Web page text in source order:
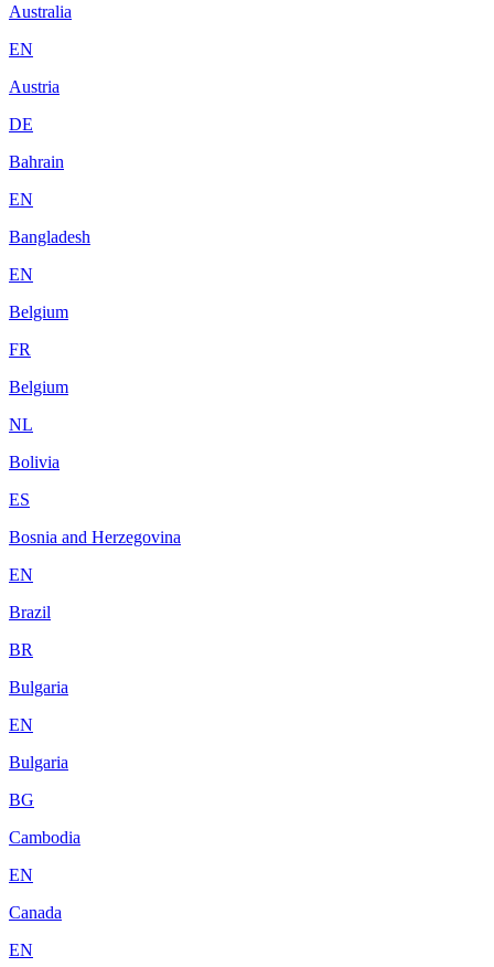
Australia
EN
Austria
DE
Bahrain
EN
Bangladesh
EN
Belgium
FR
Belgium
NL
Bolivia
ES
Bosnia and Herzegovina
EN
Brazil
BR
Bulgaria
EN
Bulgaria
BG
Cambodia
EN
Canada
EN